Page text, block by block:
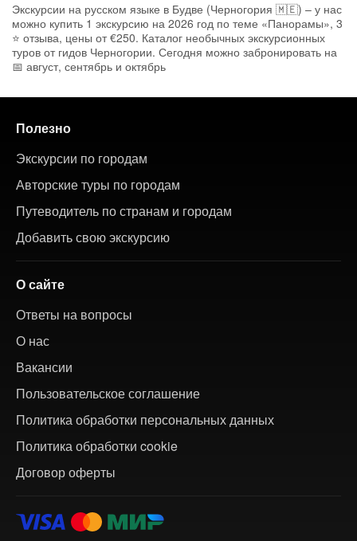
Экскурсии на русском языке в Будве (Черногория 🇲🇪) – у нас
можно купить 1 экскурсию на 2026 год по теме «Панорамы», 3
⭐ отзыва, цены от €250. Каталог необычных экскурсионных
туров от гидов Черногории. Сегодня можно забронировать на
📅 август, сентябрь и октябрь
Полезно
Экскурсии по городам
Авторские туры по городам
Путеводитель по странам и городам
Добавить свою экскурсию
О сайте
Ответы на вопросы
О нас
Вакансии
Пользовательское соглашение
Политика обработки персональных данных
Политика обработки cookie
Договор оферты